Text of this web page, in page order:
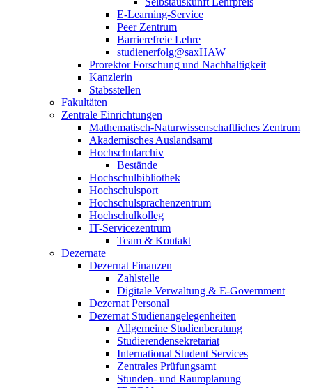
E-Learning-Service
Peer Zentrum
Barrierefreie Lehre
studienerfolg@saxHAW
Prorektor Forschung und Nachhaltigkeit
Kanzlerin
Stabsstellen
Fakultäten
Zentrale Einrichtungen
Mathematisch-Naturwissenschaftliches Zentrum
Akademisches Auslandsamt
Hochschularchiv
Bestände
Hochschulbibliothek
Hochschulsport
Hochschulsprachenzentrum
Hochschulkolleg
IT-Servicezentrum
Team & Kontakt
Dezernate
Dezernat Finanzen
Zahlstelle
Digitale Verwaltung & E-Government
Dezernat Personal
Dezernat Studienangelegenheiten
Allgemeine Studienberatung
Studierendensekretariat
International Student Services
Zentrales Prüfungsamt
Stunden- und Raumplanung